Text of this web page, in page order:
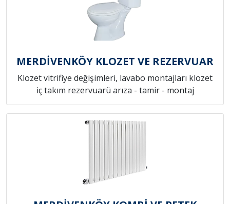
MERDİVENKÖY KLOZET VE REZERVUAR
Klozet vitrifiye değişimleri, lavabo montajları klozet
iç takım rezervuarü arıza - tamir - montaj